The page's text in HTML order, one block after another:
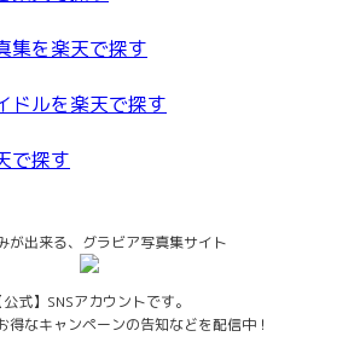
が出来る、グラビア写真集サイト
公式】SNSアカウントです。
得なキャンペーンの告知などを配信中！